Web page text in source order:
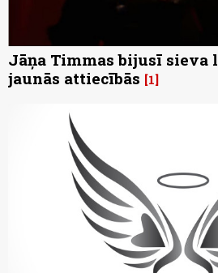
Jāņa Timmas bijusī sieva
jaunās attiecībās 1